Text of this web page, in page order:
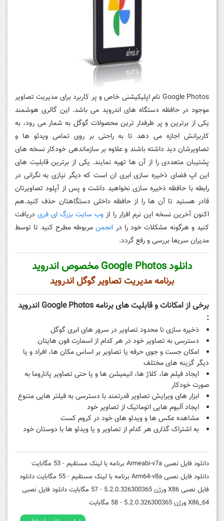
Google Photos نام اپلیکیشنی خاص و پر کاربرد برای مدیریت تصاویر
موجود در حافظه دستگاه های اندروید می باشد. این گالری هوشمند
یکی از برترین و پر طرفدار ترین محصولات گوگل به شمار می رود، به
کاربرانش اجازه می دهد تا به راحتی بر روی تمامی ویدئو ها و
تصاویرشان دید داشته باشند و علاوه بر سازماندهی خودکار نسخه های
پشتیبان متعددی را از آن ها تهیه نمایند. یکی از برترین قابلیت های
این اپ فضای ذخیره سازی ابری ان است که دیگر نیازی به نگرانی در
رابطه با حافظه ذخیره سازی نخواهید داشت و پس از آپلود تصاویرتان
قادر هستید تا آن ها را از حافظه داخلی دستگاهتان حذف کنید.هم
اکنون آخرین نسخه این نرم افزار را از وب سایت بزرگ ای فریدریافت
کنید و هرگونه مشکلات خود را در انجمنمربوطه مطرح کنید تا توسط
مدیران سریعا بررسی و رفع گردد.
دانلود Google Photos مخصوص اندروید
برنامه مدیریت تصاویر گوگل اندروید
برخی از امکانات و قابلیت های برنامه Google Photos اندروید
:
ذخیره سازی نا محدود تصاویر در سرور های ابری گوگل
دسترسی به تصاویر خود در هر کدام از اسمارت فون هایتان
امکان جست و جوی حرفه یا تصاویر بر اساس مکان ها، افراد و یا
دیگر گزینه های مختلف
ایجاد فیلم ها، کلاژ ها، انیمیشن ها و یا حتی تصاویر پاناروما به
صورت خودکار
ابزار های ویرایش تصاویر قدرتمند با دسترسی به فیلتر هایی متنوع
ایجاد آلبوم هایی اتوماتیک از تصاویر خود
مشاهده عکس ها و ویدئو های خود در کروم کست
به اشتراک گذاری هر کدام از تصاویر و یا ویدئو ها با دوستان خود
دانلود فایل نصبی Armeabi-v7a برنامه با لینک مستقیم - 53 مگابایت
دانلود فایل نصبی Arm64-v8a برنامه با لینک مستقیم - 55 مگابایت
دانلود
فایل نصبی X86 ورژن
5.2.0.326300365 - 57 مگابایت
دانلود فایل نصبی
X86_64 ورژن
5.2.0.326300365 - 58 مگابایت